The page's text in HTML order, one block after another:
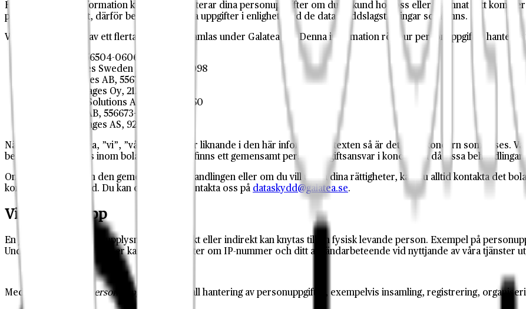
Här presenteras information kring hur vi hanterar dina personuppgifter om du är kund hos oss eller på annat sätt
personliga integritet, därför behandlar vi dina uppgifter i enlighet med de dataskyddslagstiftningar som finns.
Vår koncern består av ett flertal bolag som samlas under Galatea AB. Denna information rör hur personuppgifter hanteras
Galatea AB, 556504-0606
Domaine Wines Sweden AB, 556552-3098
Sundance Wines AB, 556717-6853
Galatea Beverages Oy, 2126295-8
Still Sparkling Solutions AB, 556579-0960
KGA Logistik AB, 556673-3282
Galatea Beverages AS, 925 704 164
När vi skriver Galatea, ”vi”, ”vår”, ”oss” eller liknande i den här informationstexten så är det ovan koncern som avses.
behandling som görs inom bolagen men det finns ett gemensamt personuppgiftsansvar i koncernen då vissa
Om du har frågor om den gemensamma behandlingen eller om du vill utöva dina rättigheter, kan du alltid kontakta det
kommit i kontakt med. Du kan också alltid kontakta oss på dataskydd@galatea.se.
Viktiga begrepp
En
är en upplysning som direkt eller indirekt kan knytas till en fysisk levande person. Exempel på
Under vissa omständigheter kan även uppgifter om IP-nummer och ditt användarbeteende vid nyttjande av våra tjänster
Med personuppgifter menas all hantering av personuppgifter, exempelvis insamling, registrering,